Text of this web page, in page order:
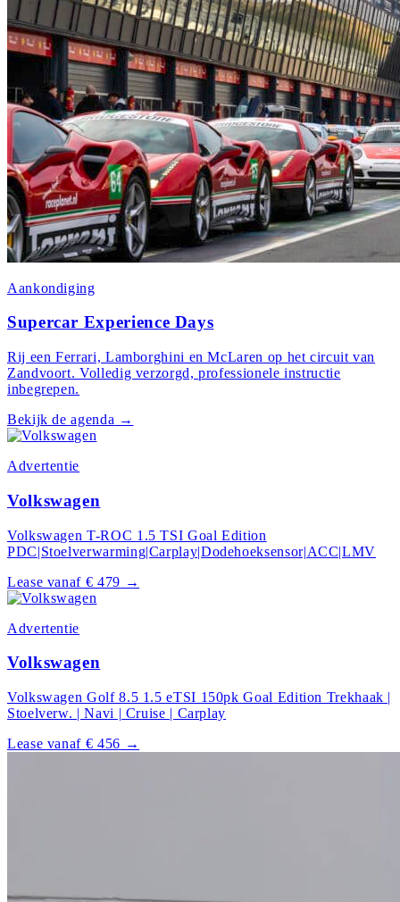
Aankondiging
Supercar Experience Days
Rij een Ferrari, Lamborghini en McLaren op het circuit van
Zandvoort. Volledig verzorgd, professionele instructie
inbegrepen.
Bekijk de agenda →
Advertentie
Volkswagen
Volkswagen T-ROC 1.5 TSI Goal Edition
PDC|Stoelverwarming|Carplay|Dodehoeksensor|ACC|LMV
Lease vanaf € 479 →
Advertentie
Volkswagen
Volkswagen Golf 8.5 1.5 eTSI 150pk Goal Edition Trekhaak |
Stoelverw. | Navi | Cruise | Carplay
Lease vanaf € 456 →